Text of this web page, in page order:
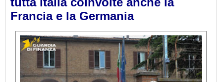
Francia e la Germania